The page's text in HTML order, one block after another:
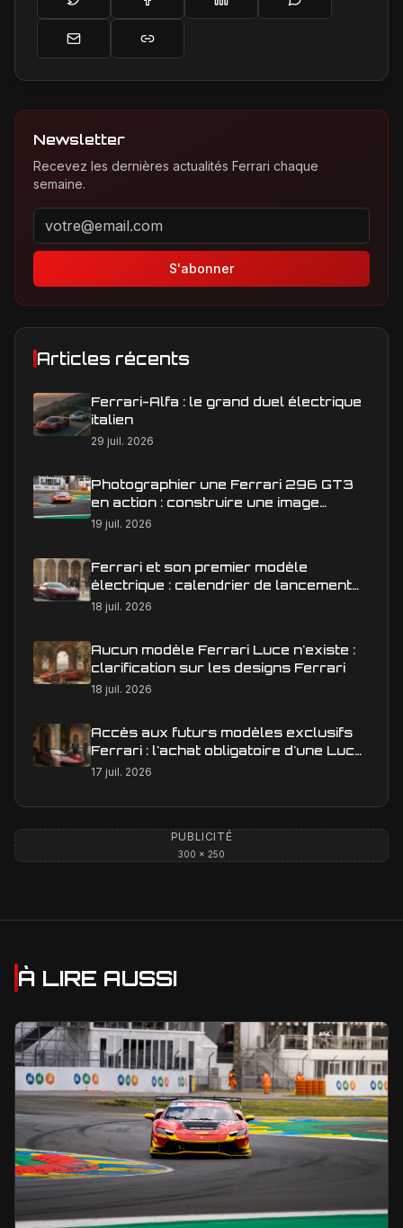
Newsletter
Recevez les dernières actualités Ferrari chaque
semaine.
Adresse email pour la newsletter
S'abonner
Articles récents
Ferrari-Alfa : le grand duel électrique
italien
29 juil. 2026
Photographier une Ferrari 296 GT3
en action : construire une image
éditoriale qui raconte la course
19 juil. 2026
Ferrari et son premier modèle
électrique : calendrier de lancement
en Europe
18 juil. 2026
Aucun modèle Ferrari Luce n'existe :
clarification sur les designs Ferrari
18 juil. 2026
Accès aux futurs modèles exclusifs
Ferrari : l'achat obligatoire d'une Luce
est-il une réalité ?
17 juil. 2026
PUBLICITÉ
300 × 250
À LIRE AUSSI